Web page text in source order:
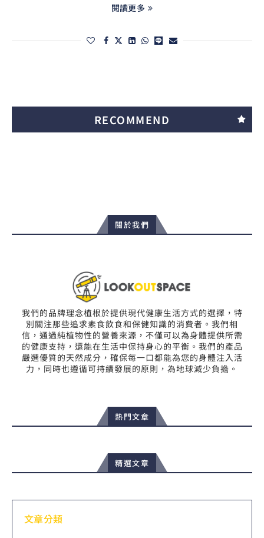
閱讀更多
RECOMMEND
關於我們
我們的品牌理念植根於提供現代健康生活方式的選擇，特
別關注那些追求素食飲食和保健知識的消費者。我們相
信，通過純植物性的營養來源，不僅可以為身體提供所需
的健康支持，還能在生活中保持身心的平衡。我們的產品
嚴選優質的天然成分，確保每一口都能為您的身體注入活
力，同時也遵循可持續發展的原則，為地球減少負擔。
熱門文章
精選文章
文章分類